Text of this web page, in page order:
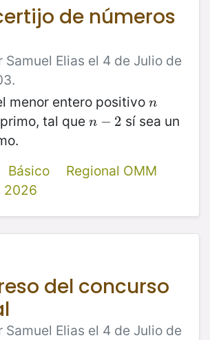
de números
Samuel Elias el 4 de Julio de
menor entero positivo n
n
tal que n − 2
n−2
sí sea un
Básico
Regional OMM
2026
del concurso
Samuel Elias el 4 de Julio de